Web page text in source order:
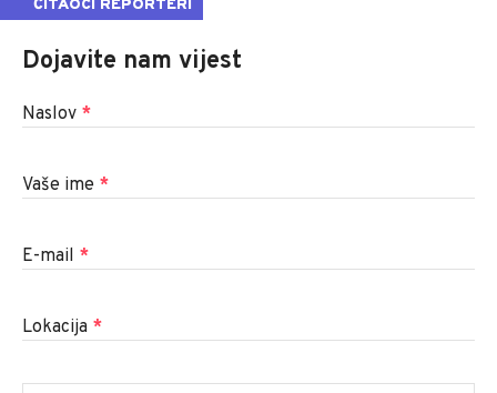
ČITAOCI REPORTERI
Dojavite nam vijest
Naslov *
Vaše ime *
E-mail *
Lokacija *